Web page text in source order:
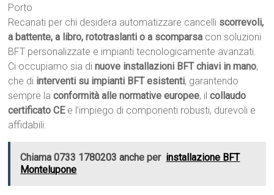
Porto
Recanati per chi desidera automatizzare cancelli scorrevoli,
a battente, a libro, rototraslanti o a scomparsa con soluzioni
BFT personalizzate e impianti tecnologicamente avanzati.
Ci occupiamo sia dinuove installazioni BFT chiavi in mano,
che di interventi su impianti BFT esistenti, garantendo
sempre laconformità alle normative europee, ilcollaudo
certificato CEe l’impiego di componenti robusti, durevoli e
affidabili.
Chiama 0733 1780203 anche per installazione BFT
Montelupone